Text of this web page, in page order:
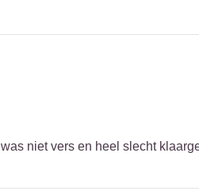
niet vers en heel slecht